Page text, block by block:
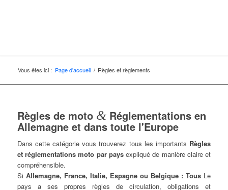
Vous êtes ici : Page d'accueil / Règles et règlements
Règles de moto &Réglementations en
Allemagne et dans toute l'Europe
Dans cette catégorie vous trouverez tous les importants Règles
et réglementations moto par paysexpliqué de manière claire et
compréhensible.
Si Allemagne, France, Italie, Espagne ou Belgique : Tous Le
pays a ses propres règles de circulation, obligations et